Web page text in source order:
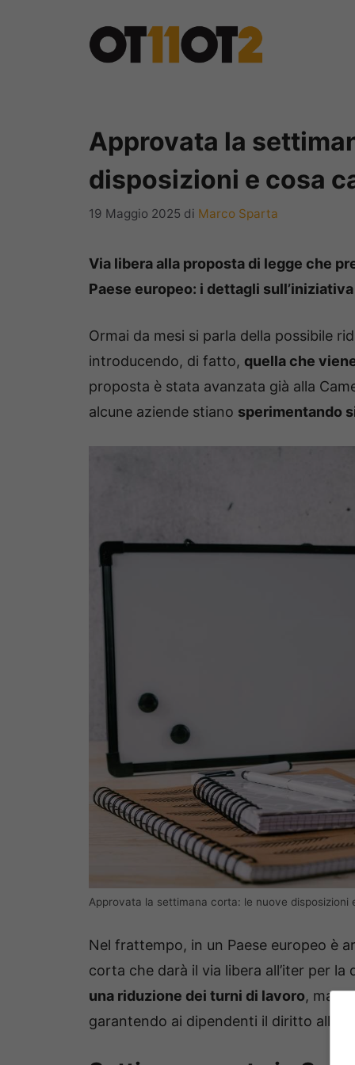
Approvata la
disposizioni e cosa
19 Maggio 2025 di Marco Sparta
Via libera alla proposta di legge che
Paese europeo: i dettagli
Ormai da mesi si parla della possibile
introducendo, di fatto, quella che
proposta è stata avanzata già alla
alcune aziende stiano sperimentando
Approvata la settimana corta: le nuove disposizioni
Nel frattempo, in un Paese europeo è
corta che darà il via libera all’iter per
una riduzione dei turni di lavoro, ma
garantendo ai dipendenti il diritto alla